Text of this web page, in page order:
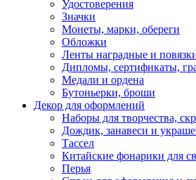
Удостоверения
Значки
Монеты, марки, обереги
Обложки
Ленты наградные и
Дипломы, сертификаты,
Медали и ордена
Бутоньерки, броши
Декор для оформлений
Наборы для творчества,
Дождик, занавеси и
Тассел
Китайские фонарики для
Перья